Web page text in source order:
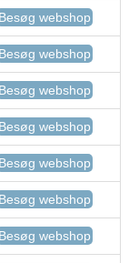
Besøg webshop
Besøg webshop
Besøg webshop
Besøg webshop
Besøg webshop
Besøg webshop
Besøg webshop